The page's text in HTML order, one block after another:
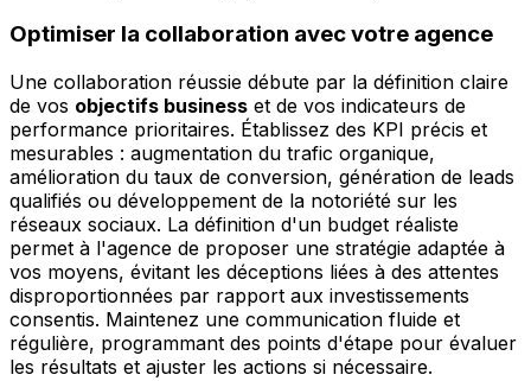
Optimiser la collaboration avec votre agence
Une collaboration réussie débute par la définition claire
de vos objectifs business et de vos indicateurs de
performance prioritaires. Établissez des KPI précis et
mesurables : augmentation du trafic organique,
amélioration du taux de conversion, génération de leads
qualifiés ou développement de la notoriété sur les
réseaux sociaux. La définition d'un budget réaliste
permet à l'agence de proposer une stratégie adaptée à
vos moyens, évitant les déceptions liées à des attentes
disproportionnées par rapport aux investissements
consentis. Maintenez une communication fluide et
régulière, programmant des points d'étape pour évaluer
les résultats et ajuster les actions si nécessaire.